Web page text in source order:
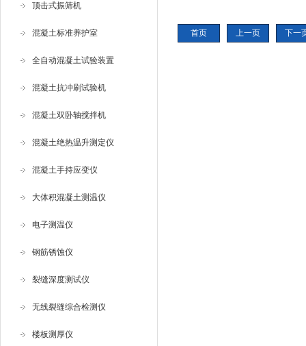
顶击式振筛机
混凝土标准养护室
全自动混凝土试验装置
混凝土抗冲刷试验机
混凝土双卧轴搅拌机
混凝土绝热温升测定仪
混凝土手持应变仪
大体积混凝土测温仪
电子测温仪
钢筋锈蚀仪
裂缝深度测试仪
无线裂缝综合检测仪
楼板测厚仪
物
首页 上一页 下一